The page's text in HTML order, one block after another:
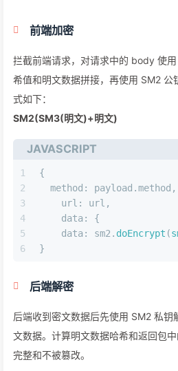
前端加密
拦截前端请求，对请求中的 body 使
希值和明文数据拼接，再使用 SM2 公
式如下：
SM2(SM3(明文)+明文)
JAVASCRIPT
1
2
3
4
5
6
{
method : payload.method ,
url : url,
data: {
data: sm2. doEncrypt (
}
后端解密
后端收到密文数据后先使用 SM2 私钥
文数据。计算明文数据哈希和返回包
完整和不被篡改。